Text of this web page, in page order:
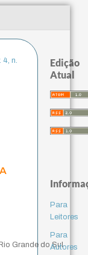
4, n.
Grande do Sul
Edição
Atual
Para
Leitores
Para
Autores